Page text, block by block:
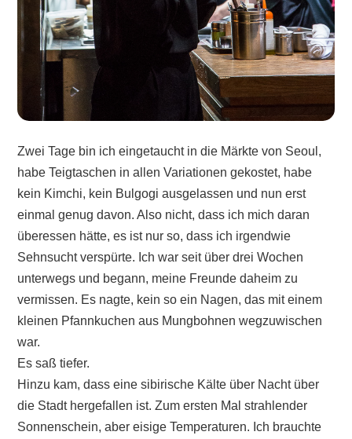
Zwei Tage bin ich eingetaucht in die Märkte von Seoul,
habe Teigtaschen in allen Variationen gekostet, habe
kein Kimchi, kein Bulgogi ausgelassen und nun erst
einmal genug davon. Also nicht, dass ich mich daran
überessen hätte, es ist nur so, dass ich irgendwie
Sehnsucht verspürte. Ich war seit über drei Wochen
unterwegs und begann, meine Freunde daheim zu
vermissen. Es nagte, kein so ein Nagen, das mit einem
kleinen Pfannkuchen aus Mungbohnen wegzuwischen
war.
Es saß tiefer.
Hinzu kam, dass eine sibirische Kälte über Nacht über
die Stadt hergefallen ist. Zum ersten Mal strahlender
Sonnenschein, aber eisige Temperaturen. Ich brauchte